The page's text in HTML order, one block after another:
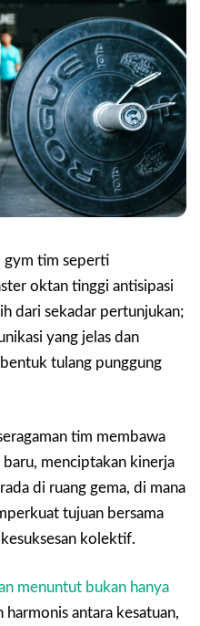
gym tim seperti
oktan tinggi antisipasi
dari sekadar pertunjukan;
yang jelas dan
tulang punggung
tim membawa
menciptakan kinerja
di ruang gema, di mana
tujuan bersama
kolektif.
menuntut bukan hanya
harmonis antara kesatuan,